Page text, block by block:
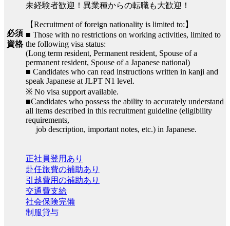
必須
資格
未経験者歓迎！異業種からの転職も大歓迎！
【Recruitment of foreign nationality is limited to:】
■ Those with no restrictions on working activities, limited to
the following visa status:
(Long term resident, Permanent resident, Spouse of a
permanent resident, Spouse of a Japanese national)
■ Candidates who can read instructions written in kanji and
speak Japanese at JLPT N1 level.
※ No visa support available.
■Candidates who possess the ability to accurately understand
all items described in this recruitment guideline (eligibility
requirements,
job description, important notes, etc.) in Japanese.
正社員登用あり
赴任旅費の補助あり
引越費用の補助あり
交通費支給
社会保険完備
制服貸与